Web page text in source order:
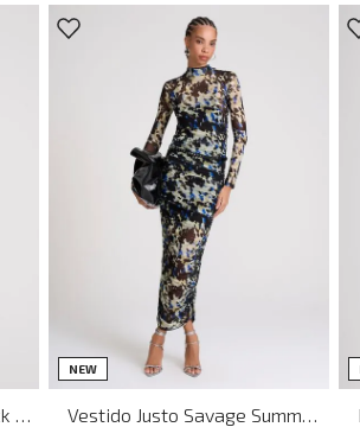
NEW PP P M